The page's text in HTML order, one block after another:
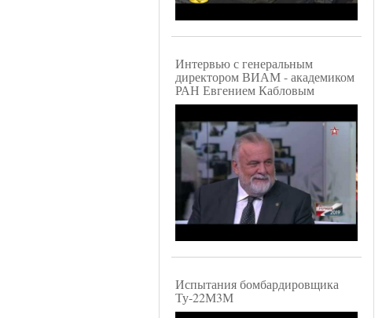
Интервью с генеральным
директором ВИАМ - академиком
РАН Евгением Кабловым
Испытания бомбардировщика
Ту-22М3М